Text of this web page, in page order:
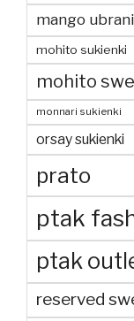
mango
mohito sukienki
mohito
monnari sukienki
orsay sukienki
prato
ptak
ptak
reserved